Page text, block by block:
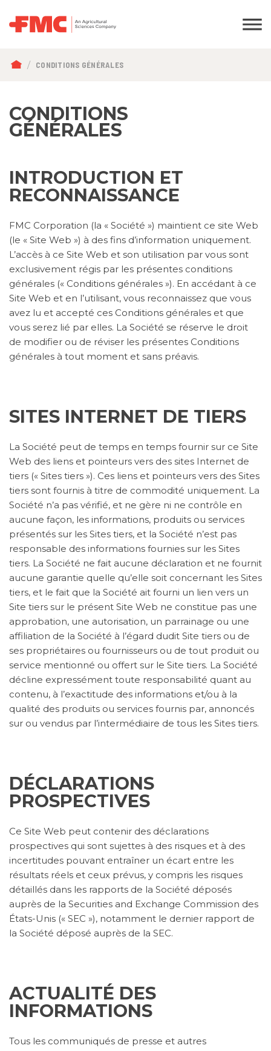
FILCONDITIONS GÉNÉRALES
CONDITIONS
GÉNÉRALES
INTRODUCTION ET
RECONNAISSANCE
FMC Corporation (la « Société ») maintient ce site Web
(le « Site Web ») à des fins d’information uniquement.
L’accès à ce Site Web et son utilisation par vous sont
exclusivement régis par les présentes conditions
générales (« Conditions générales »). En accédant à ce
Site Web et en l’utilisant, vous reconnaissez que vous
avez lu et accepté ces Conditions générales et que
vous serez lié par elles. La Société se réserve le droit
de modifier ou de réviser les présentes Conditions
générales à tout moment et sans préavis.
SITES INTERNET DE TIERS
La Société peut de temps en temps fournir sur ce Site
Web des liens et pointeurs vers des sites Internet de
tiers (« Sites tiers »). Ces liens et pointeurs vers des Sites
tiers sont fournis à titre de commodité uniquement. La
Société n’a pas vérifié, et ne gère ni ne contrôle en
aucune façon, les informations, produits ou services
présentés sur les Sites tiers, et la Société n’est pas
responsable des informations fournies sur les Sites
tiers. La Société ne fait aucune déclaration et ne fournit
aucune garantie quelle qu’elle soit concernant les Sites
tiers, et le fait que la Société ait fourni un lien vers un
Site tiers sur le présent Site Web ne constitue pas une
approbation, une autorisation, un parrainage ou une
affiliation de la Société à l’égard dudit Site tiers ou de
ses propriétaires ou fournisseurs ou de tout produit ou
service mentionné ou offert sur le Site tiers. La Société
décline expressément toute responsabilité quant au
contenu, à l’exactitude des informations et/ou à la
qualité des produits ou services fournis par, annoncés
sur ou vendus par l’intermédiaire de tous les Sites tiers.
DÉCLARATIONS
PROSPECTIVES
Ce Site Web peut contenir des déclarations
prospectives qui sont sujettes à des risques et à des
incertitudes pouvant entraîner un écart entre les
résultats réels et ceux prévus, y compris les risques
détaillés dans les rapports de la Société déposés
auprès de la Securities and Exchange Commission des
États-Unis (« SEC »), notamment le dernier rapport de
la Société déposé auprès de la SEC.
ACTUALITÉ DES
INFORMATIONS
Tous les communiqués de presse et autres